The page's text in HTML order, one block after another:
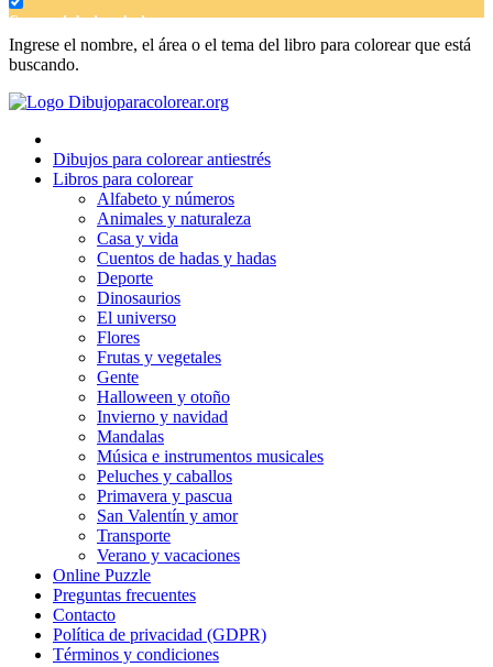
Cuentos de hadas y hadas
Deporte
Dinosaurios
Flores
Frutas y vegetales
Halloween y otoño
Invierno y navidad
Música e instrumentos musicales
Peluches y caballos
Primavera y pascua
San Valentín y amor
Verano y vacaciones
Libros para colorear para niños
Nezaradené
Ingrese el nombre, el área o el tema del libro para colorear que está
buscando.
Dibujos para colorear antiestrés
Libros para colorear
Alfabeto y números
Animales y naturaleza
Casa y vida
Cuentos de hadas y hadas
Deporte
Dinosaurios
El universo
Flores
Frutas y vegetales
Gente
Halloween y otoño
Invierno y navidad
Mandalas
Música e instrumentos musicales
Peluches y caballos
Primavera y pascua
San Valentín y amor
Transporte
Verano y vacaciones
Online Puzzle
Preguntas frecuentes
Contacto
Política de privacidad (GDPR)
Términos y condiciones